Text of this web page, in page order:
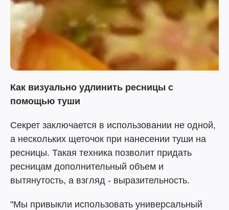
Как визуально удлинить ресницы с
помощью туши
Секрет заключается в использовании не одной,
а нескольких щеточок при нанесении туши на
ресницы. Такая техника позволит придать
ресницам дополнительный объем и
вытянутость, а взгляд - выразительность.
"Мы привыкли использовать универсальный